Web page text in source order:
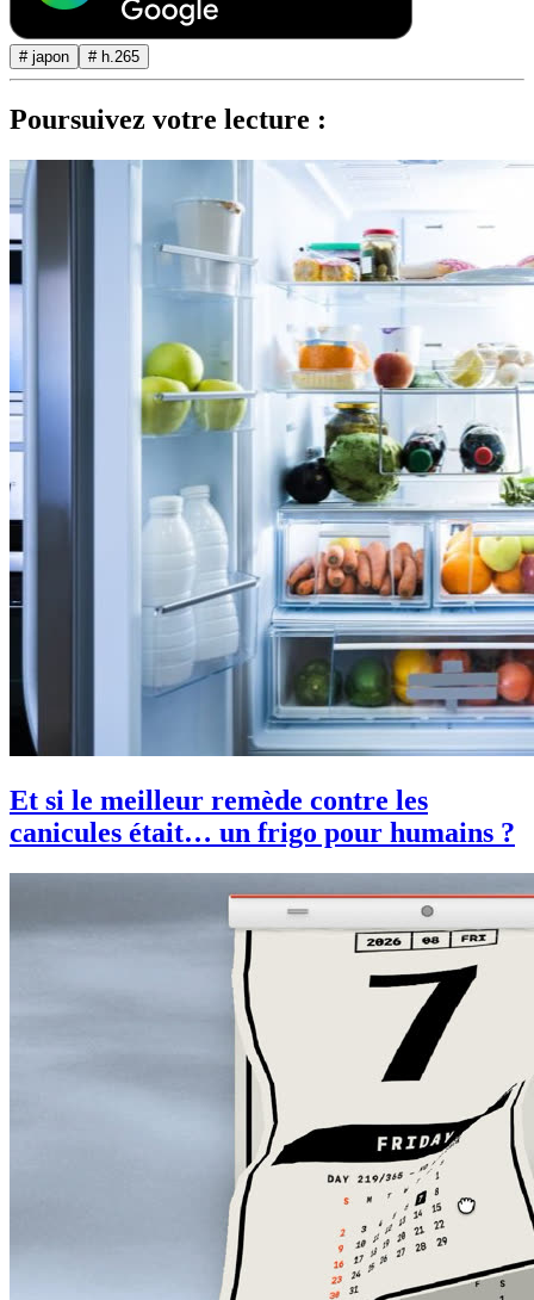
# japon # h.265
Poursuivez votre lecture :
Et si le meilleur remède contre les
canicules était… un frigo pour humains ?